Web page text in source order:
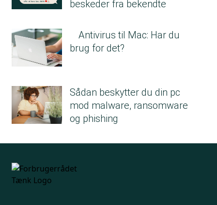
beskeder fra bekendte
Antivirus til Mac: Har du
brug for det?
Sådan beskytter du din pc
mod malware, ransomware
og phishing